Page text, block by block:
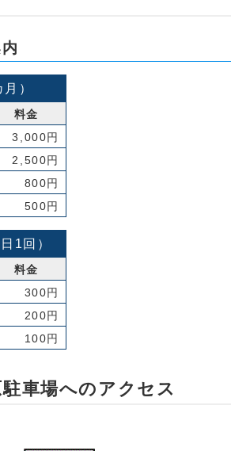
）
料金
3,000円
2,500円
800円
500円
1回）
料金
300円
200円
100円
車場へのアクセス